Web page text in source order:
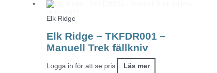
Elk Ridge
Elk Ridge – TKFDR001 –
Manuell Trek fällkniv
Logga in för att se pris Läs mer